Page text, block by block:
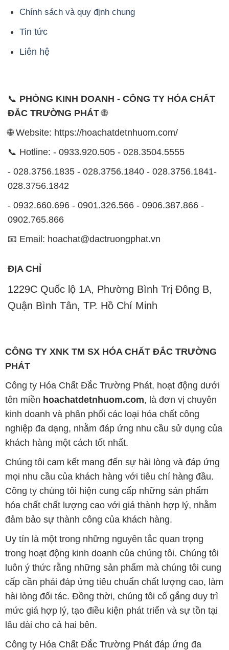
Chính sách và quy định chung
Tin tức
Liên hệ
📞 PHÒNG KINH DOANH - CÔNG TY HÓA CHẤT
ĐẮC TRƯỜNG PHÁT🌐
🌐 Website: https://hoachatdetnhuom.com/
📞 Hotline: - 0933.920.505 - 028.3504.5555
- 028.3756.1835 - 028.3756.1840 - 028.3756.1841-
028.3756.1842
- 0932.660.696 - 0901.326.566 - 0906.387.866 -
0902.765.866
📧 Email: hoachat@dactruongphat.vn
ĐỊA CHỈ
1229C Quốc lộ 1A, Phường Bình Trị Đông B,
Quận Bình Tân, TP. Hồ Chí Minh
CÔNG TY XNK TM SX HÓA CHẤT ĐẮC TRƯỜNG
PHÁT
Công ty Hóa Chất Đắc Trường Phát, hoạt động dưới
tên miền hoachatdetnhuom.com, là đơn vị chuyên
kinh doanh và phân phối các loại hóa chất công
nghiệp đa dạng, nhằm đáp ứng nhu cầu sử dụng của
khách hàng một cách tốt nhất.
Chúng tôi cam kết mang đến sự hài lòng và đáp ứng
mọi nhu cầu của khách hàng với tiêu chí hàng đầu.
Công ty chúng tôi hiện cung cấp những sản phẩm
hóa chất chất lượng cao với giá thành hợp lý, nhằm
đảm bảo sự thành công của khách hàng.
Uy tín là một trong những nguyên tắc quan trọng
trong hoạt động kinh doanh của chúng tôi. Chúng tôi
luôn ý thức rằng những sản phẩm mà chúng tôi cung
cấp cần phải đáp ứng tiêu chuẩn chất lượng cao, làm
hài lòng đối tác. Đồng thời, chúng tôi cố gắng duy trì
mức giá hợp lý, tạo điều kiện phát triển và sự tồn tại
lâu dài cho cả hai bên.
Công ty Hóa Chất Đắc Trường Phát đáp ứng đa